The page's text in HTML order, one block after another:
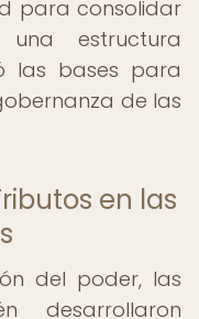
para consolidar
estructura
las bases para
de las
en las
del poder, las
desarrollaron